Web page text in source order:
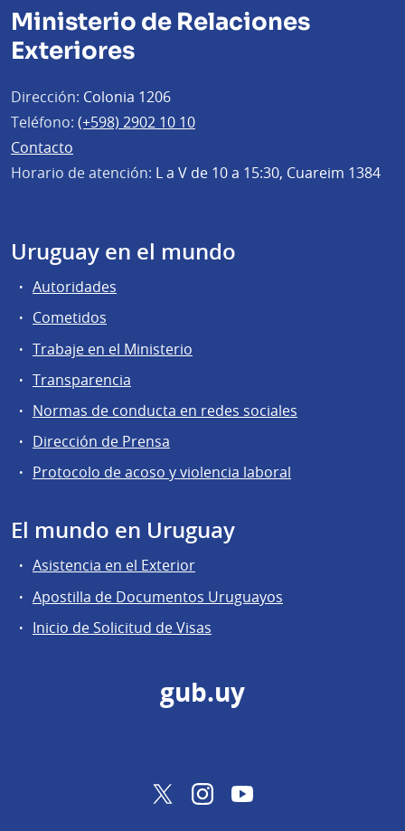
Ministerio de Relaciones
Exteriores
Dirección: Colonia 1206
Teléfono: (+598) 2902 10 10
Contacto
Horario de atención: L a V de 10 a 15:30, Cuareim 1384
Uruguay en el mundo
Autoridades
Cometidos
Trabaje en el Ministerio
Transparencia
Normas de conducta en redes sociales
Dirección de Prensa
Protocolo de acoso y violencia laboral
El mundo en Uruguay
Asistencia en el Exterior
Apostilla de Documentos Uruguayos
Inicio de Solicitud de Visas
gub.uy
TwitterInstagramYouTube